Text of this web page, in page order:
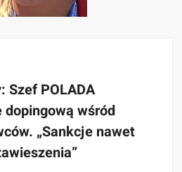
Szef POLADA
wśród
„Sankcje nawet